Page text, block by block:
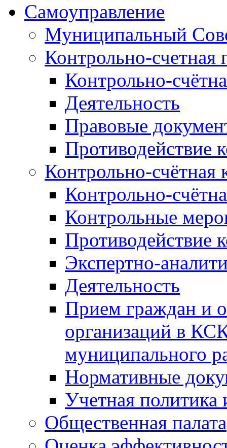
Самоуправление
Муниципальный
Контрольно-счетная
Контрольно-
Деятельность
Правовые
Противодействие
Контрольно-счётная
Контрольно-
Контрольные
Противодействие
Экспертно-
Деятельность
Прием граждан и
организаций в
муниципального
Нормативные
Учетная политика
Общественная палата